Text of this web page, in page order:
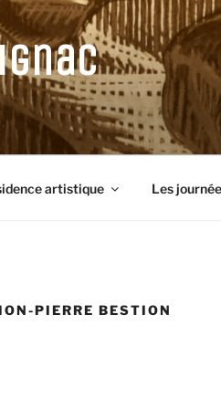
artistique Les
PIERRE BESTION